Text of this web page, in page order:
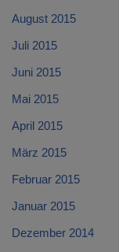
August 2015
Juli 2015
Juni 2015
Mai 2015
April 2015
März 2015
Februar 2015
Januar 2015
Dezember 2014